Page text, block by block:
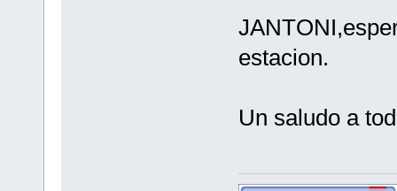
estacion.
Un saludo a